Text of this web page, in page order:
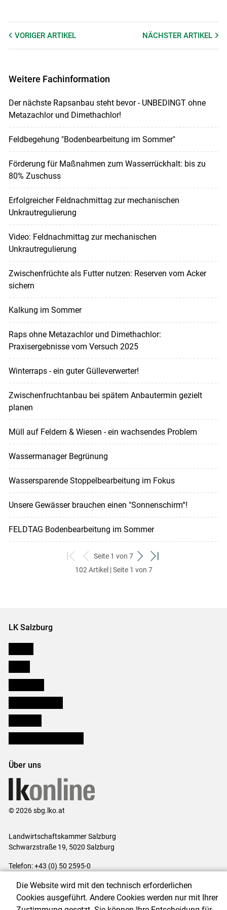
VORIGER ARTIKEL NÄCHSTERARTIKEL
Weitere Fachinformation
Der nächste Rapsanbau steht bevor - UNBEDINGT ohne
Metazachlor und Dimethachlor!
Feldbegehung "Bodenbearbeitung im Sommer"
Förderung für Maßnahmen zum Wasserrückhalt: bis zu
80% Zuschuss
Erfolgreicher Feldnachmittag zur mechanischen
Unkrautregulierung
Video: Feldnachmittag zur mechanischen
Unkrautregulierung
Zwischenfrüchte als Futter nutzen: Reserven vom Acker
sichern
Kalkung im Sommer
Raps ohne Metazachlor und Dimethachlor:
Praxisergebnisse vom Versuch 2025
Winterraps - ein guter Gülleverwerter!
Zwischenfruchtanbau bei spätem Anbautermin gezielt
planen
Müll auf Feldern & Wiesen - ein wachsendes Problem
Wassermanager Begrünung
Wassersparende Stoppelbearbeitung im Fokus
Unsere Gewässer brauchen einen "Sonnenschirm“!
FELDTAG Bodenbearbeitung im Sommer
zum
ersten
zurück
zum
Seite 1 von 7
weiter
zum
zum
102 Artikel | Seite 1 von 7
LK Salzburg
Über uns
© 2026 sbg.lko.at
Landwirtschaftskammer Salzburg
Schwarzstraße 19, 5020 Salzburg
Telefon: +43 (0) 50 2595-0
Impressum|Kontakt|Datenschutzerklärung|Barrierefreiheit|
Cookie-Einstellungen
Die Website wird mit den technisch erforderlichen
Cookies ausgeführt. Andere Cookies werden nur mit Ihrer